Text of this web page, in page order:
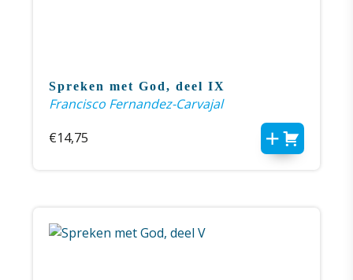
Spreken met God, deel IX
Francisco Fernandez-Carvajal
€14,75